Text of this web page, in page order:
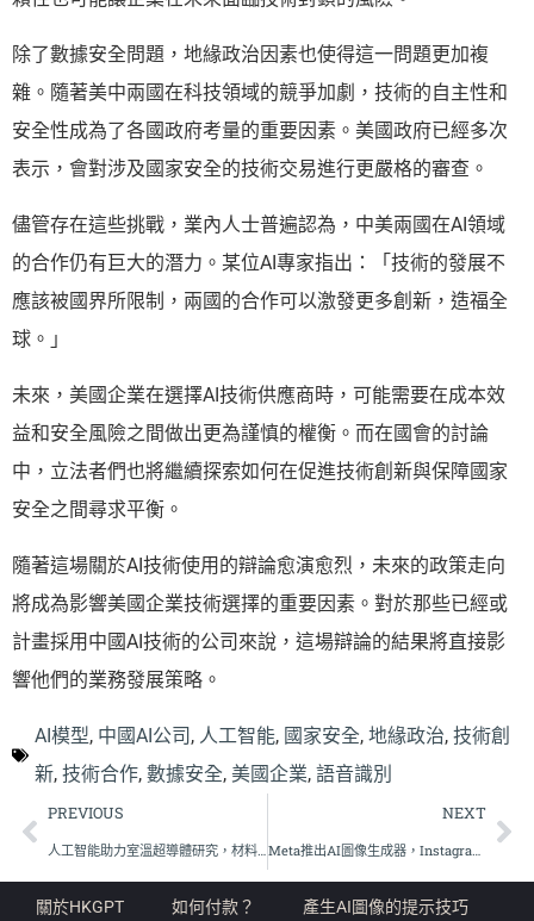
除了數據安全問題，地緣政治因素也使得這一問題更加複
雜。隨著美中兩國在科技領域的競爭加劇，技術的自主性和
安全性成為了各國政府考量的重要因素。美國政府已經多次
表示，會對涉及國家安全的技術交易進行更嚴格的審查。
儘管存在這些挑戰，業內人士普遍認為，中美兩國在AI領域
的合作仍有巨大的潛力。某位AI專家指出：「技術的發展不
應該被國界所限制，兩國的合作可以激發更多創新，造福全
球。」
未來，美國企業在選擇AI技術供應商時，可能需要在成本效
益和安全風險之間做出更為謹慎的權衡。而在國會的討論
中，立法者們也將繼續探索如何在促進技術創新與保障國家
安全之間尋求平衡。
隨著這場關於AI技術使用的辯論愈演愈烈，未來的政策走向
將成為影響美國企業技術選擇的重要因素。對於那些已經或
計畫採用中國AI技術的公司來說，這場辯論的結果將直接影
響他們的業務發展策略。
AI模型, 中國AI公司 , 人工智能, 國家安全, 地緣政治, 技術創
新, 技術合作, 數據安全, 美國企業, 語音識別
PREVIOUS NEXT
Meta推出AI圖像生成器，Instagram和WhatsApp用戶創作新時代
關於HKGPT 如何付款？
產生AI圖像的提示技巧